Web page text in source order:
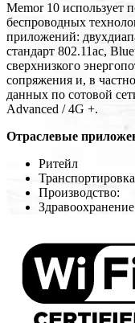
Memor 10 использует
беспроводных
приложений:
стандарт 802.11ac,
сверхнизкого
сопряжения и, в
данных по сотовой
Advanced / 4G +.
Отраслевые
Ритейл
Производство: